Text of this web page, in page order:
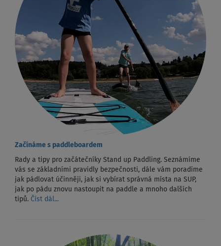
Začínáme s paddleboardem
Rady a tipy pro začátečníky Stand up Paddling. Seznámíme
vás se základními pravidly bezpečnosti, dále vám poradíme
jak pádlovat účinněji, jak si vybírat správná místa na SUP,
jak po pádu znovu nastoupit na paddle a mnoho dalších
tipů. Číst dál...